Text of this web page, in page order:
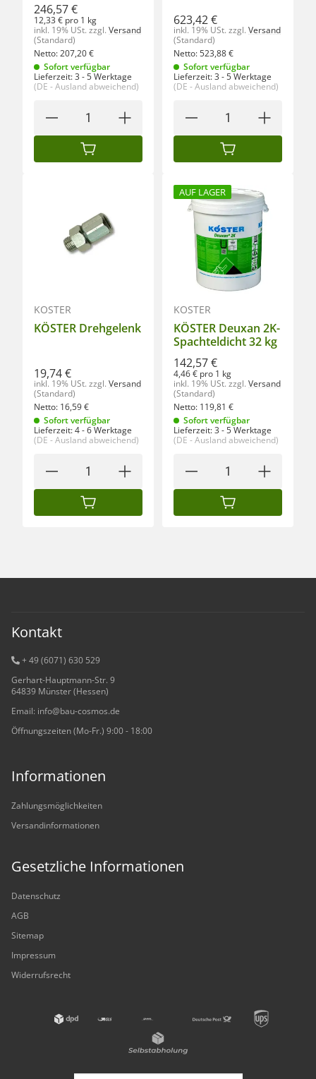
246,57 €
12,33 € pro 1 kg
inkl. 19% USt. zzgl. Versand
(Standard)
Netto:207,20€
Sofort verfügbar
Lieferzeit:3 - 5 Werktage
(DE - Ausland abweichend)
IN DEN WARENKORB
623,42 €
inkl. 19% USt. zzgl. Versand
(Standard)
Netto:523,88€
Sofort verfügbar
Lieferzeit:3 - 5 Werktage
(DE - Ausland abweichend)
IN DEN WARENKORB
KÖSTER
KÖSTER Drehgelenk
19,74 €
inkl. 19% USt. zzgl. Versand
(Standard)
Netto: 16,59€
Sofort verfügbar
Lieferzeit:4 - 6 Werktage
(DE - Ausland abweichend)
IN DEN WARENKORB
AUF LAGER
KÖSTER
KÖSTER Deuxan 2K-
Spachteldicht 32 kg
142,57 €
4,46 € pro 1 kg
inkl. 19% USt. zzgl. Versand
(Standard)
Netto: 119,81 €
Sofort verfügbar
Lieferzeit:3 - 5 Werktage
(DE - Ausland abweichend)
IN DEN WARENKORB
Kontakt
+ 49 (6071) 630 529
Gerhart-Hauptmann-Str. 9
64839 Münster (Hessen)
Email: info@bau-cosmos.de
Öffnungszeiten (Mo-Fr.) 9:00 - 18:00
Informationen
Zahlungsmöglichkeiten
Versandinformationen
Gesetzliche Informationen
Datenschutz
AGB
Sitemap
Impressum
Widerrufsrecht